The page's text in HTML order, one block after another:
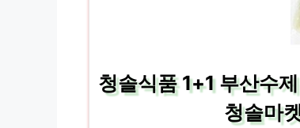
청솔식품 1+1 부산수
청솔마